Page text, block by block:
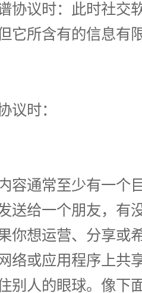
协议时：此时社交
它所含有的信息有
议时：
容通常至少有一
送给一个朋友，有
你想运营、分享或
络或应用程序上共
别人的眼球。像下